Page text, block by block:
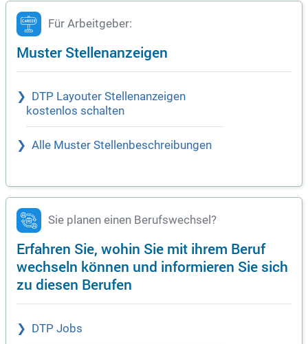
Für Arbeitgeber:
Muster Stellenanzeigen
DTP Layouter Stellenanzeigen
kostenlos schalten
Alle Muster Stellenbeschreibungen
Sie planen einen Berufswechsel?
Erfahren Sie, wohin Sie mit ihrem Beruf
wechseln können und informieren Sie sich
zu diesen Berufen
DTP Jobs